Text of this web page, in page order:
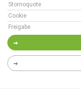
Stornoquote
Cookie
Freigabe